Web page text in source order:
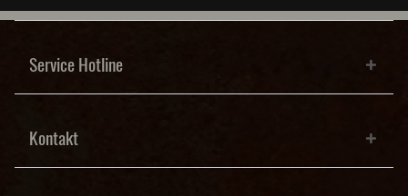
Service Hotline
Kontakt